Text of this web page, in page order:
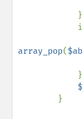
array_pop(